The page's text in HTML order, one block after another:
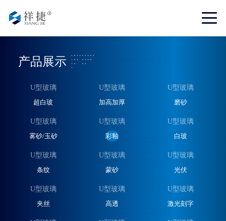
产品展示
U型玻璃
超白玻
U型玻璃
加高加厚
U型玻璃
磨砂
U型玻璃
雾砂/玉砂
U型玻璃
彩釉
U型玻璃
白玻
U型玻璃
条纹
U型玻璃
蒙砂
U型玻璃
光伏
U型玻璃
夹丝
U型玻璃
高透
U型玻璃
激光刻字